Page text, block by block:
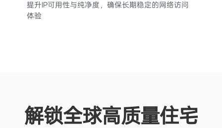
提升IP可用性与纯净度，确保长期稳定的网络访问
体验
解锁全球高质量住宅